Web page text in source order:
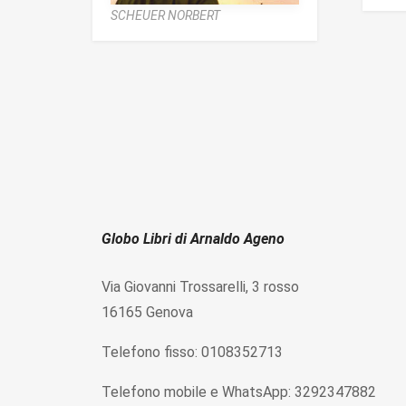
SCHEUER NORBERT
Globo Libri di Arnaldo Ageno
Via Giovanni Trossarelli, 3 rosso
16165 Genova
Telefono fisso: 0108352713
Telefono mobile e WhatsApp: 3292347882